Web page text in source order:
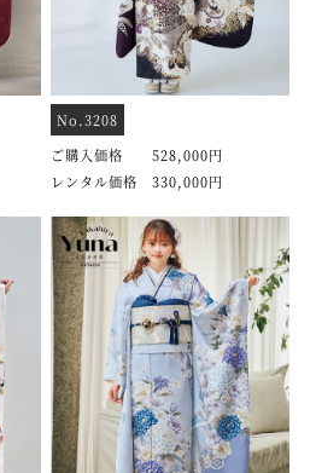
No.3208
ご購入価格 528,000円
レンタル価格 330,000円